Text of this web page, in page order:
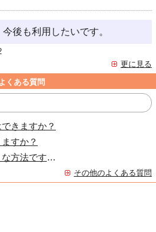
後も利用したいです。
更に見る
くある質問
きますか？
すか？
代金の支払いはどのような方法ですか？
その他のよくある質問